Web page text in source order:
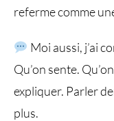
referme comme
Moi aussi, j’ai
Qu’on sente.
expliquer. Parler
plus.